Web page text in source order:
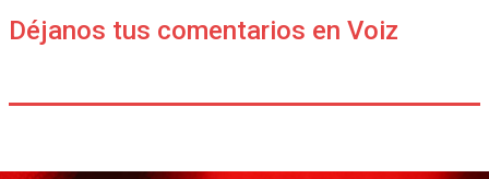
Déjanos tus comentarios en Voiz